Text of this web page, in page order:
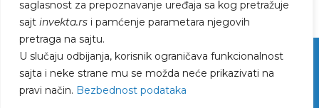
saglasnost za prepoznavanje uređaja sa kog pretražuje
sajt invekta.rs i pamćenje parametara njegovih
pretraga na sajtu.
U slučaju odbijanja, korisnik ograničava funkcionalnost
sajta i neke strane mu se možda neće prikazivati na
pravi način. Bezbednost podataka